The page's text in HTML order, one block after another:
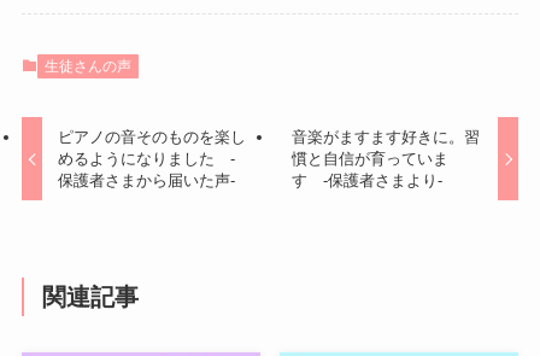
生徒さんの声
ピアノの音そのものを楽し
めるようになりました -
保護者さまから届いた声-
音楽がますます好きに。習
慣と自信が育っていま
す -保護者さまより-
関連記事